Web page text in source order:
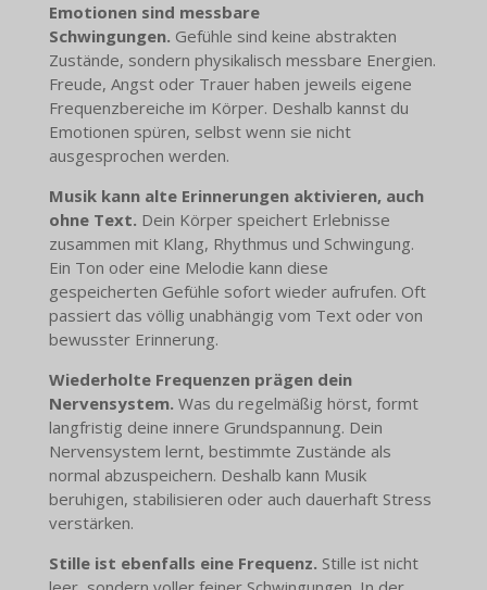
Emotionen sind messbare
Schwingungen. Gefühle sind keine abstrakten
Zustände, sondern physikalisch messbare Energien.
Freude, Angst oder Trauer haben jeweils eigene
Frequenzbereiche im Körper. Deshalb kannst du
Emotionen spüren, selbst wenn sie nicht
ausgesprochen werden.
Musik kann alte Erinnerungen aktivieren, auch
ohne Text. Dein Körper speichert Erlebnisse
zusammen mit Klang, Rhythmus und Schwingung.
Ein Ton oder eine Melodie kann diese
gespeicherten Gefühle sofort wieder aufrufen. Oft
passiert das völlig unabhängig vom Text oder von
bewusster Erinnerung.
Wiederholte Frequenzen prägen dein
Nervensystem. Was du regelmäßig hörst, formt
langfristig deine innere Grundspannung. Dein
Nervensystem lernt, bestimmte Zustände als
normal abzuspeichern. Deshalb kann Musik
beruhigen, stabilisieren oder auch dauerhaft Stress
verstärken.
Stille ist ebenfalls eine Frequenz. Stille ist nicht